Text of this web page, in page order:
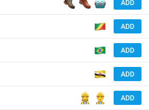
ADD
ADD
ADD
ADD
ADD